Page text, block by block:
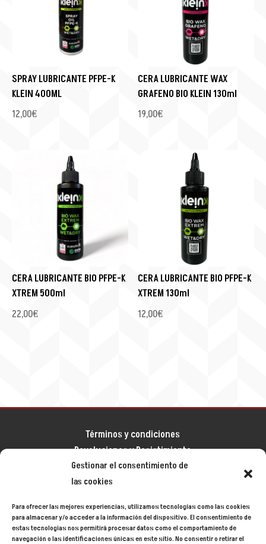
Gestionar el consentimiento de
las cookies
Para ofrecer las mejores experiencias, utilizamos tecnologías como las cookies
para almacenar y/o acceder a la información del dispositivo. El consentimiento de
estas tecnologías nos permitirá procesar datos como el comportamiento de
navegación o las identificaciones únicas en este sitio. No consentir o retirar el
SPRAY LUBRICANTE PFPE-K
KLEIN 400ML
12,00€
CERA LUBRICANTE WAX
GRAFENO BIO KLEIN 130ml
19,00€
CERA LUBRICANTE BIO PFPE-K
XTREM 500ml
22,00€
CERA LUBRICANTE BIO PFPE-K
XTREM 130ml
12,00€
Términos y condiciones
Devoluciones y Desistimiento
Aviso legal
Política de privacidad
Mapa del sitio